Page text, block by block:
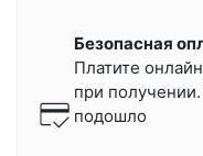
Безопасная
Платите
при получении.
подошло